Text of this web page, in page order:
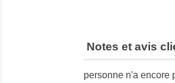
Notes et avis
personne n'a encore